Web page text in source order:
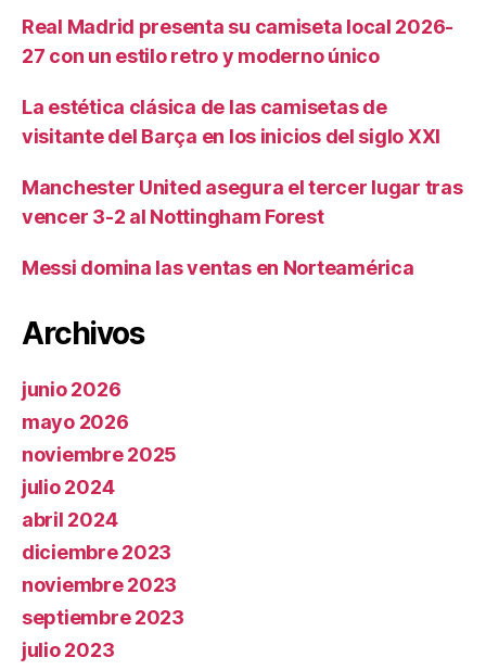
Real Madrid presenta su camiseta local 2026-
27 con un estilo retro y moderno único
La estética clásica de las camisetas de
visitante del Barça en los inicios del siglo XXI
Manchester United asegura el tercer lugar tras
vencer 3-2 al Nottingham Forest
Messi domina las ventas en Norteamérica
Archivos
junio 2026
mayo 2026
noviembre 2025
julio 2024
abril 2024
diciembre 2023
noviembre 2023
septiembre 2023
julio 2023